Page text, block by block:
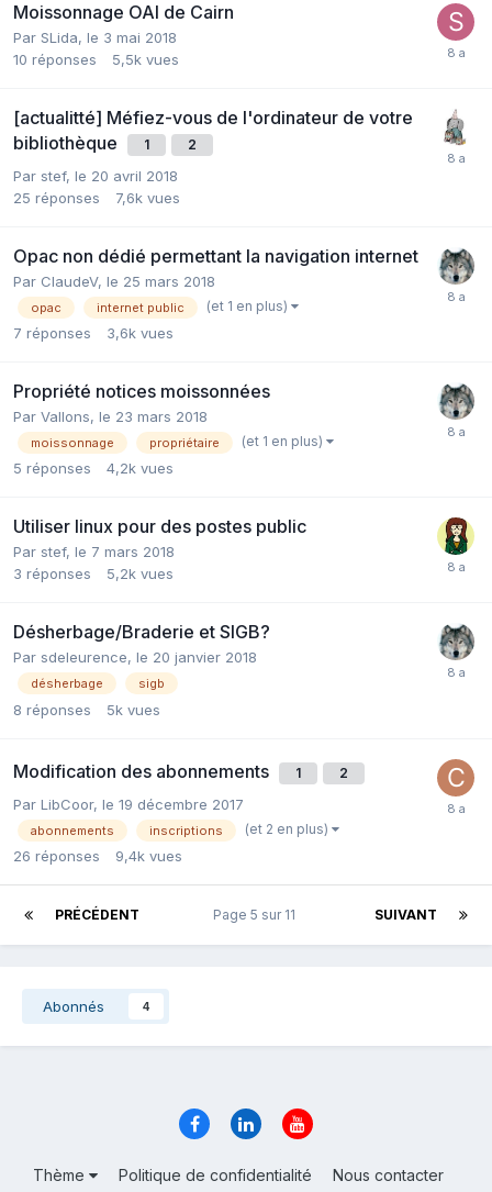
Moissonnage OAI de Cairn
Par SLida, le 3 mai 2018
10 réponses 5,5k vues
[actualitté] Méfiez-vous de l'ordinateur de votre
bibliothèque
1 2
Par stef, le 20 avril 2018
25 réponses 7,6k vues
Opac non dédié permettant la navigation internet
Par ClaudeV, le 25 mars 2018
opac internet public (et 1 en plus)
7 réponses 3,6k vues
Propriété notices moissonnées
Par Vallons, le 23 mars 2018
moissonnage propriétaire (et 1 en plus)
5 réponses 4,2k vues
Utiliser linux pour des postes public
Par stef, le 7 mars 2018
3 réponses 5,2k vues
Désherbage/Braderie et SIGB?
Par sdeleurence, le 20 janvier 2018
désherbage sigb
8 réponses 5k vues
Modification des abonnements 1 2
Par LibCoor, le 19 décembre 2017
abonnements inscriptions (et 2 en plus)
26 réponses 9,4k vues
PRÉCÉDENT SUIVANT
Page 5 sur 11
Abonnés 4
Thème Politique de confidentialité
Nous contacter